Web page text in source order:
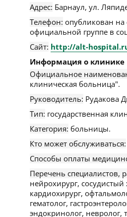
Адрес: Барнаул, ул.
Телефон: опубликован
официальной группе в
Сайт: http://alt-
Информация о клинике
Официальное
клиническая больница".
Руководитель: Рудакова
Тип: государственная
Категория: больницы.
Кто может обслуживаться:
Способы оплаты
Перечень специалистов,
нейрохирург, сосудистый
кардиохирург,
гематолог,
эндокринолог, невролог,